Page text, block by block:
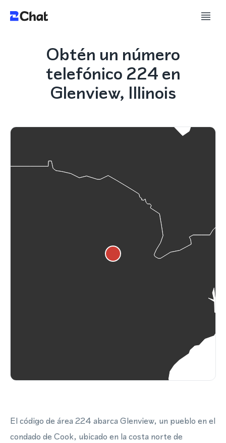
Obtén un número
telefónico 224 en
Glenview, Illinois
El código de área 224 abarca Glenview, un pueblo en el
condado de Cook, ubicado en la costa norte de